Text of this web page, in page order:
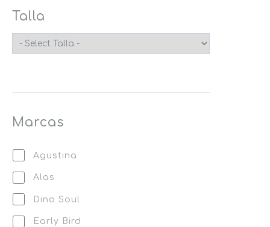
Negro
Rosado
Verde
Talla
Marcas
Agustina
Alas
Dino Soul
Early Bird